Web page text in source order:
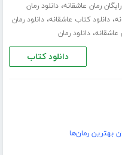
رمان عاشقانه،دانلود رمان
،دانلود کتاب عاشقانه،دانلود رمان
عاشقانه،دانلود رمان
دانلود کتاب
بهترین رمان‌ها